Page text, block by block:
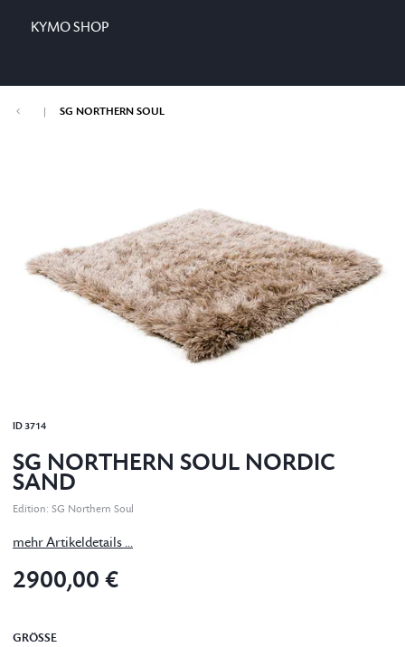
KYMO SHOP
| SG NORTHERN SOUL
ID3714
SG NORTHERN SOUL NORDIC
SAND
Edition: SG Northern Soul
mehr Artikeldetails ...
2900,00 €
GRÖSSE